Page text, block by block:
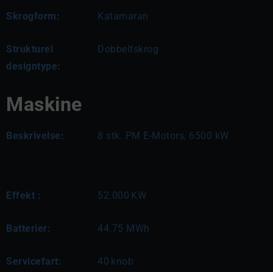
Skrogform: Katamaran
Strukturel
designtype:
Dobbeltskrog
Maskine
Beskrivelse: 8 stk. PM E-Motors, 6500 kW
Effekt : 52.000 KW
Batterier: 44.75 MWh
Servicefart: 40 knob